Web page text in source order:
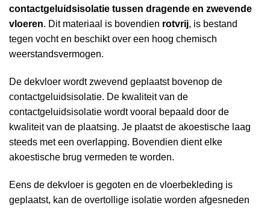
contactgeluidsisolatie tussen dragende en zwevende
vloeren. Dit materiaal is bovendien rotvrij, is bestand
tegen vocht en beschikt over een hoog chemisch
weerstandsvermogen.
De dekvloer wordt zwevend geplaatst bovenop de
contactgeluidsisolatie. De kwaliteit van de
contactgeluidsisolatie wordt vooral bepaald door de
kwaliteit van de plaatsing. Je plaatst de akoestische laag
steeds met een overlapping. Bovendien dient elke
akoestische brug vermeden te worden.
Eens de dekvloer is gegoten en de vloerbekleding is
geplaatst, kan de overtollige isolatie worden afgesneden